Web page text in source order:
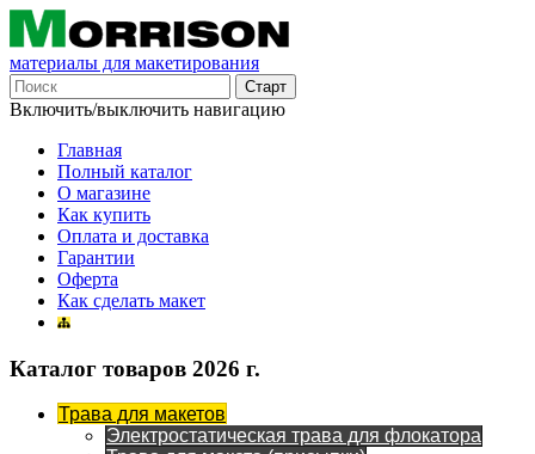
материалы для макетирования
Включить/выключить навигацию
Главная
Полный каталог
О магазине
Как купить
Оплата и доставка
Гарантии
Оферта
Как сделать макет
Каталог товаров 2026 г.
Трава для макетов
Электростатическая трава для флокатора